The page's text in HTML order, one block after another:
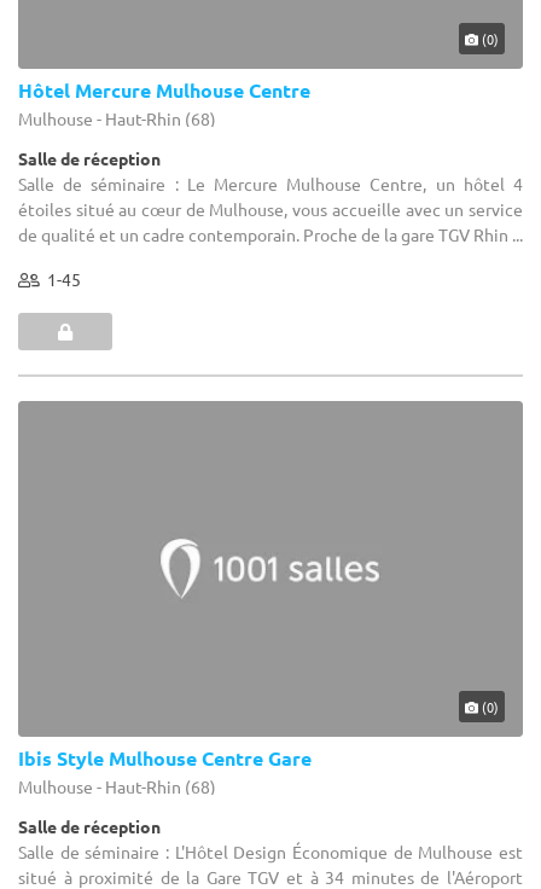
(0)
Hôtel Mercure Mulhouse Centre
Mulhouse - Haut-Rhin (68)
Salle de réception
Salle de séminaire : Le Mercure Mulhouse Centre, un hôtel 4
étoiles situé au cœur de Mulhouse, vous accueille avec un service
de qualité et un cadre contemporain. Proche de la gare TGV Rhin ...
1-45
(0)
Ibis Style Mulhouse Centre Gare
Mulhouse - Haut-Rhin (68)
Salle de réception
Salle de séminaire : L'Hôtel Design Économique de Mulhouse est
situé à proximité de la Gare TGV et à 34 minutes de l'Aéroport